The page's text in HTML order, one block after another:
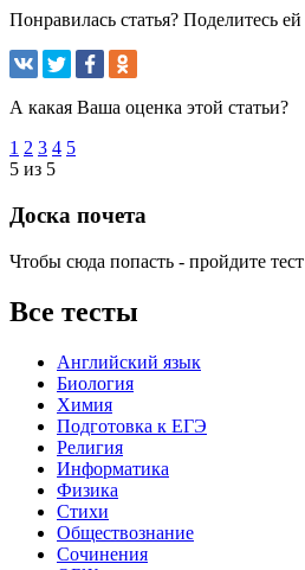
Понравилась статья? Поделитесь ей
А какая Ваша оценка этой статьи?
1 2 3 4 5
5 из 5
Доска почета
Чтобы сюда попасть - пройдите тест
Все тесты
Английский язык
Биология
Химия
Подготовка к ЕГЭ
Религия
Информатика
Физика
Стихи
Обществознание
Сочинения